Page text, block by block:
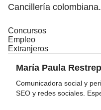
Cancillería colombiana.
Concursos
Empleo
Extranjeros
María Paula
Comunicadora social y
SEO y redes sociales.